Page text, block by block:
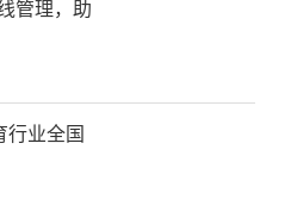
管理，助
行业全国